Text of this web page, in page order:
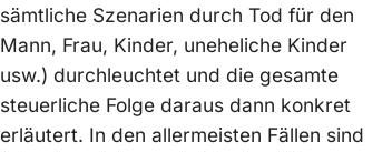
sämtliche Szenarien durch Tod für den
Mann, Frau, Kinder, uneheliche Kinder
usw.) durchleuchtet und die gesamte
steuerliche Folge daraus dann konkret
erläutert. In den allermeisten Fällen sind